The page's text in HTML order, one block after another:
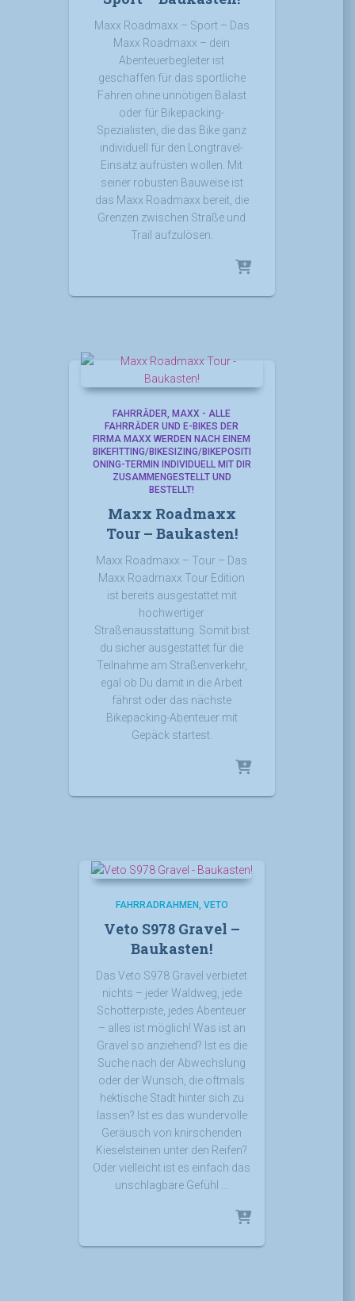
Maxx Roadmaxx – Sport – Das
Maxx Roadmaxx – dein
Abenteuerbegleiter ist
geschaffen für das sportliche
Fahren ohne unnötigen Balast
oder für Bikepacking-
Spezialisten, die das Bike ganz
individuell für den Longtravel-
Einsatz aufrüsten wollen. Mit
seiner robusten Bauweise ist
das Maxx Roadmaxx bereit, die
Grenzen zwischen Straße und
Trail aufzulösen.
FAHRRÄDER MAXX - ALLE
FAHRRÄDER UND E-BIKES DER
FIRMA MAXX WERDEN NACH EINEM
BIKEFITTING/BIKESIZING/BIKEPOSITI
ONING-TERMIN INDIVIDUELL MIT DIR
ZUSAMMENGESTELLT UND
BESTELLT!
Maxx Roadmaxx
Tour – Baukasten!
Maxx Roadmaxx – Tour – Das
Maxx Roadmaxx Tour Edition
ist bereits ausgestattet mit
hochwertiger
Straßenausstattung. Somit bist
du sicher ausgestattet für die
Teilnahme am Straßenverkehr,
egal ob Du damit in die Arbeit
fährst oder das nächste
Bikepacking-Abenteuer mit
Gepäck startest.
FAHRRADRAHMEN VETO
Veto S978 Gravel –
Baukasten!
Das Veto S978 Gravel verbietet
nichts – jeder Waldweg, jede
Schotterpiste, jedes Abenteuer
– alles ist möglich! Was ist an
Gravel so anziehend? Ist es die
Suche nach der Abwechslung
oder der Wunsch, die oftmals
hektische Stadt hinter sich zu
lassen? Ist es das wundervolle
Geräusch von knirschenden
Kieselsteinen unter den Reifen?
Oder vielleicht ist es einfach das
unschlagbare Gefühl …